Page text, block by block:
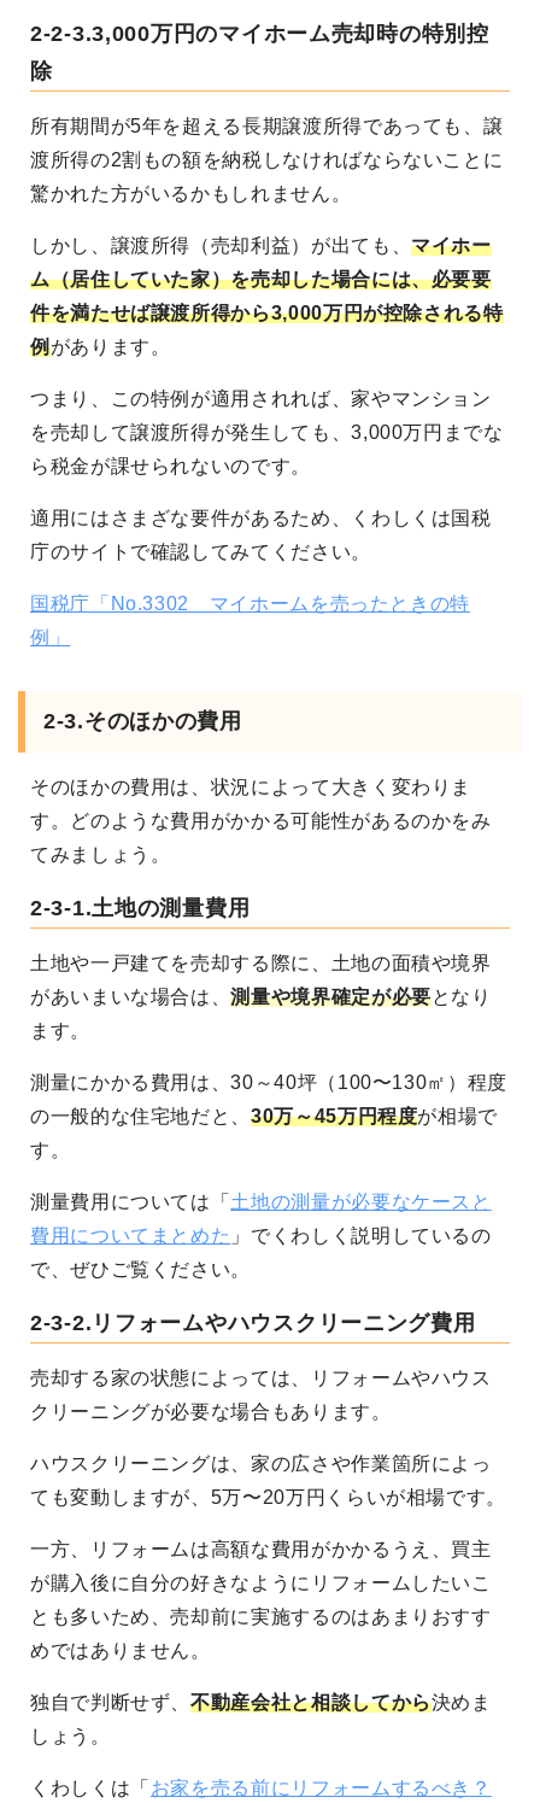
2-2-3.3,000万円のマイホーム売却時の特別控
除
所有期間が5年を超える長期譲渡所得であっても、譲
渡所得の2割もの額を納税しなければならないことに
驚かれた方がいるかもしれません。
しかし、譲渡所得（売却利益）が出ても、マイホー
ム（居住していた家）を売却した場合には、必要要
件を満たせば譲渡所得から3,000万円が控除される特
例があります。
つまり、この特例が適用されれば、家やマンション
を売却して譲渡所得が発生しても、3,000万円までな
ら税金が課せられないのです。
適用にはさまざな要件があるため、くわしくは国税
庁のサイトで確認してみてください。
国税庁「No.3302 マイホームを売ったときの特
例」
2-3.そのほかの費用
そのほかの費用は、状況によって大きく変わりま
す。どのような費用がかかる可能性があるのかをみ
てみましょう。
2-3-1.土地の測量費用
土地や一戸建てを売却する際に、土地の面積や境界
があいまいな場合は、測量や境界確定が必要となり
ます。
測量にかかる費用は、30～40坪（100〜130㎡）程度
の一般的な住宅地だと、30万～45万円程度が相場で
す。
測量費用については「 土地の測量が必要なケースと
費用についてまとめた 」でくわしく説明しているの
で、ぜひご覧ください。
2-3-2.リフォームやハウスクリーニング費用
売却する家の状態によっては、リフォームやハウス
クリーニングが必要な場合もあります。
ハウスクリーニングは、家の広さや作業箇所によっ
ても変動しますが、5万〜20万円くらいが相場です。
一方、リフォームは高額な費用がかかるうえ、買主
が購入後に自分の好きなようにリフォームしたいこ
とも多いため、売却前に実施するのはあまりおすす
めではありません。
独自で判断せず、不動産会社と相談してから決めま
しょう。
くわしくは「 お家を売る前にリフォームするべき？